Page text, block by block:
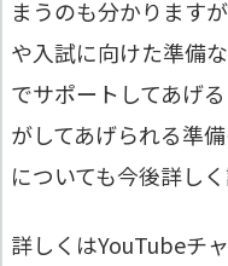
まうのも分かります
や入試に向けた準備
でサポートしてあげ
がしてあげられる準
についても今後詳し
詳しくはYouTubeチ